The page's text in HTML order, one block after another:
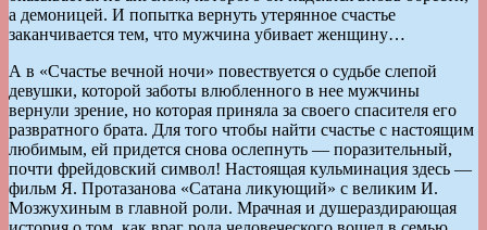
а демоницей. И попытка вернуть утерянное счастье
заканчивается тем, что мужчина убивает женщину…
А в «Счастье вечной ночи» повествуется о судьбе слепой
девушки, которой заботы влюбленного в нее мужчины
вернули зрение, но которая приняла за своего спасителя его
развратного брата. Для того чтобы найти счастье с настоящим
любимым, ей придется снова ослепнуть — поразительный,
почти фрейдовский символ! Настоящая кульминация здесь —
фильм Я. Протазанова «Сатана ликующий» с великим И.
Мозжухиным в главной роли. Мрачная и душераздирающая